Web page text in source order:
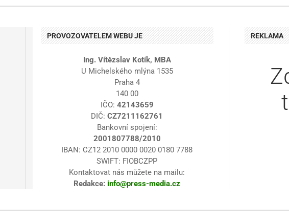
PROVOZOVATELEM WEBU JE
Ing. Vítězslav Kotík, MBA
U Michelského mlýna 1535
Praha 4
140 00
IČO: 42143659
DIČ:CZ7211162761
Bankovní spojení:
2001807788/2010
IBAN: CZ12 2010 0000 0020 0180 7788
SWIFT: FIOBCZPP
Kontaktovat nás můžete na mailu:
Redakce: info@press-media.cz
REKLAMA